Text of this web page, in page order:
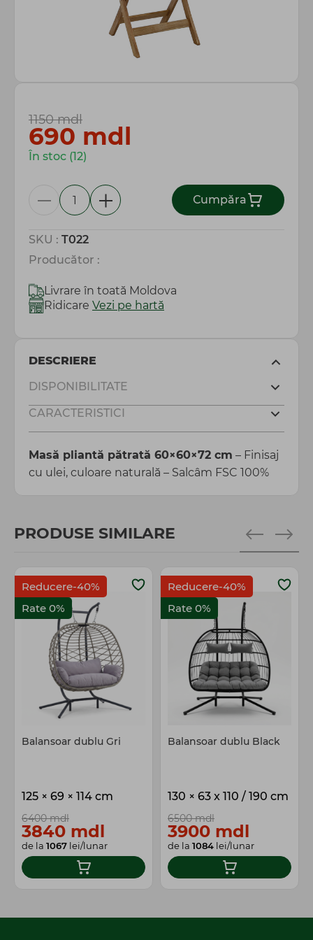
Totul pentru gospodărie
SKU : T022
Producător :
1150 mdl
690 mdl
În stoc (12)
Сumpăra
Livrare în toată Moldova
Ridicare Vezi pe hartă
DESCRIERE
DISPONIBILITATE
CARACTERISTICI
Masă pliantă pătrată 60×60×72 cm – Finisaj
cu ulei, culoare naturală – Salcâm FSC 100%
PRODUSE SIMILARE
Reducere-40%
Rate 0%
Balansoar dublu Gri
125 × 69 × 114 cm
6400 mdl
3840 mdl
de la 1067 lei/lunar
Reducere-40%
Rate 0%
Balansoar dublu Black
130 × 63 x 110 / 190 cm
6500 mdl
3900 mdl
de la 1084 lei/lunar